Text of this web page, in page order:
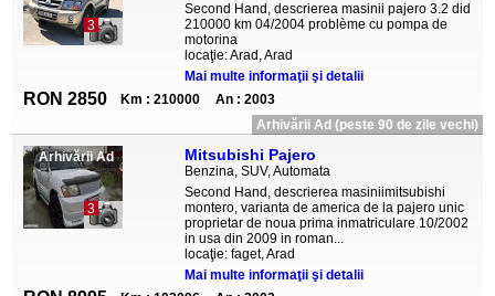
3
Second Hand, descrierea masinii pajero 3.2 did
210000 km 04/2004 problème cu pompa de
motorina
locaţie: Arad, Arad
Mai multe informaţii şi detalii
RON 2850 Km : 210000
An : 2003
Arhivării Ad (peste 90 de zile vechi)
Arhivării Ad
3
Mitsubishi Pajero
Benzina, SUV, Automata
Second Hand, descrierea masiniimitsubishi
montero, varianta de america de la pajero unic
proprietar de noua prima inmatriculare 10/2002
in usa din 2009 in roman...
locaţie: faget, Arad
Mai multe informaţii şi detalii